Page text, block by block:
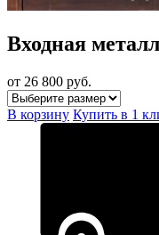
Входная
от 26 800 руб.
В корзину Купить в 1